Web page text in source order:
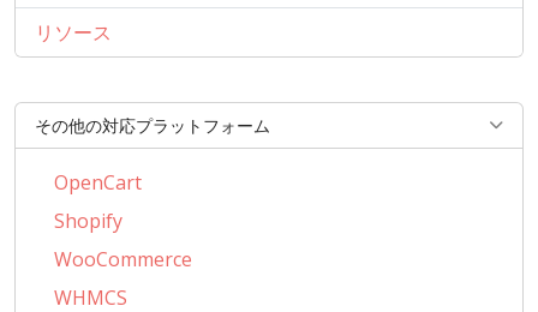
リソース
その他の対応プラットフォーム
OpenCart
Shopify
WooCommerce
WHMCS